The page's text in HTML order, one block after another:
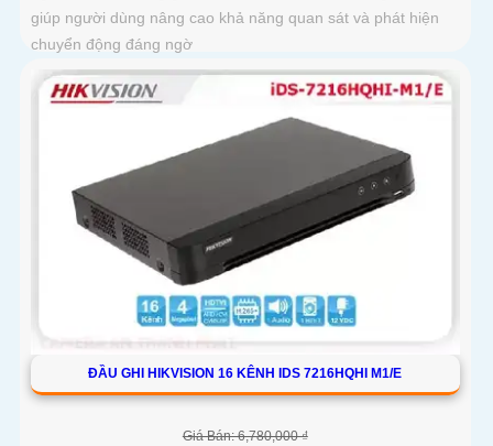
giúp người dùng nâng cao khả năng quan sát và phát hiện
chuyển động đáng ngờ
ĐẦU GHI HIKVISION 16 KÊNH IDS 7216HQHI M1/E
Giá Bán: 6,780,000 ₫